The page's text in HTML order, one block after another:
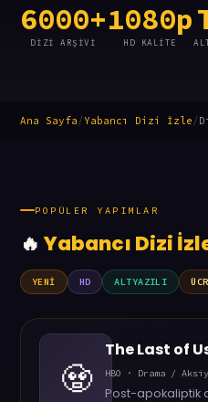
6000+
DIZI ARŞIVI
1080p
HD KALITE
Ana Sayfa /Yabancı Dizi İzle /
POPÜLER YAPIMLAR
🔥Yabancı Dizi
YENİ HD ALTYAZILI
🧟
The Last of
HBO · Drama /
Post-apokaliptik